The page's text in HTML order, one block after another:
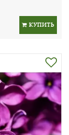
КУПИТЬ